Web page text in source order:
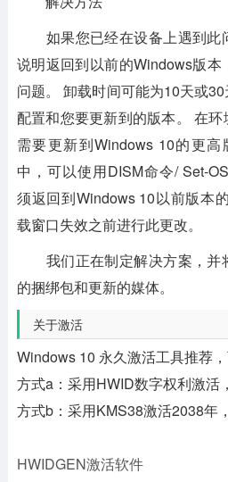
如果您已经在设备上遇到此
说明返回到以前的Windows版
问题。 卸载时间可能为10天或
配置和您要更新到的版本。 在
需要更新到Windows 10的更
中，可以使用DISM命令/ Set-
须返回到Windows 10以前版本
载窗口失效之前进行此更改。
我们正在制定解决方案，并
的捆绑包和更新的媒体。
关于激活
Windows 10 永久激活工具推荐
方式a：采用HWID数字权利激活
方式b：采用KMS38激活2038年
HWIDGEN激活软件